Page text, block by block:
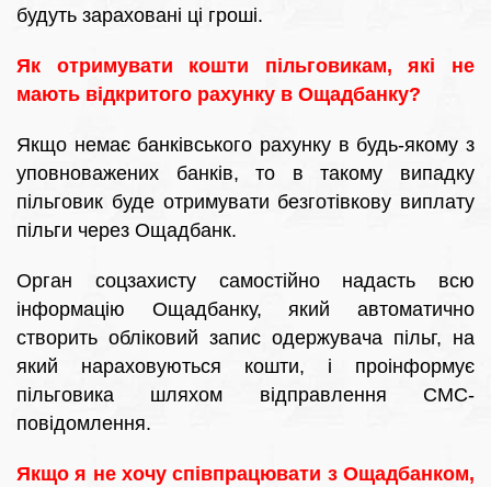
будуть зараховані ці гроші.
Як отримувати кошти пільговикам, які не
мають відкритого рахунку в Ощадбанку?
Якщо немає банківського рахунку в будь-якому з
уповноважених банків, то в такому випадку
пільговик буде отримувати безготівкову виплату
пільги через Ощадбанк.
Орган соцзахисту самостійно надасть всю
інформацію Ощадбанку, який автоматично
створить обліковий запис одержувача пільг, на
який нараховуються кошти, і проінформує
пільговика шляхом відправлення СМС-
повідомлення.
Якщо я не хочу співпрацювати з Ощадбанком,